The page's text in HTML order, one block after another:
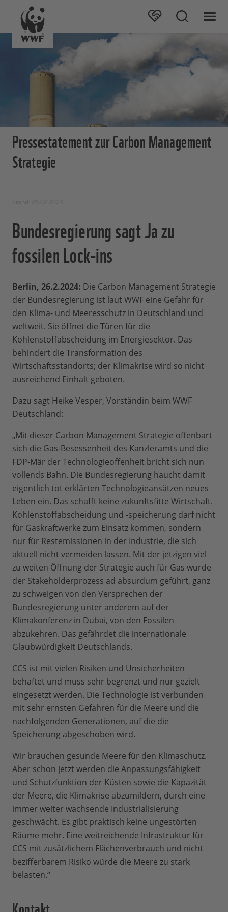
Pressestatement zur Carbon Management
Strategie
Bundesregierung sagt Ja zu
fossilen Lock-ins
Berlin, 26.2.2024: Die Carbon Management Strategie
der Bundesregierung ist laut WWF eine Gefahr für
den Klima- und Meeresschutz in Deutschland und
weltweit. Sie öffnet die Türen für die
Kohlenstoffabscheidung im Energiesektor. Das
behindert die Transformation des
Wirtschaftsstandorts; der Klimakrise wird so nicht
ausreichend Einhalt geboten.
Dazu sagt Heike Vesper, Vorständin beim WWF
Deutschland:
„Mit dieser Carbon Management Strategie offenbart
sich die Gas-Besessenheit des Kanzleramts und die
FDP-Mär der Technologieoffenheit bricht sich nun
vollends Bahn. Die Bundesregierung haucht damit
eigentlich tot erklärten Technologieansätzen neues
Leben ein. Das schafft keine zukunftsfitte Wirtschaft.
Kohlenstoffabscheidung und -speicherung darf nicht
für Gaskraftwerke zum Einsatz kommen, sondern
nur für Restemissionen in der Industrie, die sich
aktuell nicht vermeiden lassen. Mit der jetzigen viel
zu weiten Öffnung der Strategie auch für Gas wurde
der Stakeholderprozess ad absurdum geführt, ganz
zu schweigen von den Versprechen der
Bundesregierung unter anderem auf der
Klimakonferenz in Dubai, von den Fossilen
abzukehren. Das gefährdet die internationale
Glaubwürdigkeit Deutschlands.
CCS ist mit vielen Risiken und Unsicherheiten
behaftet und muss sehr begrenzt und nur gezielt
eingesetzt werden. Die Technologie ist verbunden
mit sehr ernsten Gefahren für die Meere und die
nachfolgenden Generationen, auf die die
Speicherung abgeschoben wird.
Wir brauchen gesunde Meere für den Klimaschutz.
Aber schon jetzt werden die Anpassungsfähigkeit
und Schutzfunktion der Küsten sowie die Kapazität
der Meere, die Klimakrise abzumildern, durch eine
immer weiter wachsende Industrialisierung
geschwächt. Es gibt praktisch keine ungestörten
Räume mehr. Eine weitreichende Infrastruktur für
CCS mit zusätzlichem Flächenverbrauch und nicht
bezifferbarem Risiko würde die Meere zu stark
belasten.“